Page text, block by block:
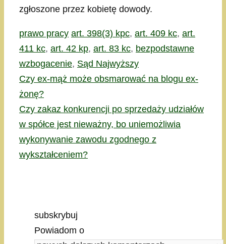
zgłoszone przez kobietę dowody.
Kategorie
prawo pracy Tagi
art. 398(3) kpc, art. 409 kc, art.
411 kc, art. 42 kp, art. 83 kc, bezpodstawne
wzbogacenie, Sąd Najwyższy
Czy ex-mąż może obsmarować na blogu ex-
żonę?
Czy zakaz konkurencji po sprzedaży udziałów
w spółce jest nieważny, bo uniemożliwia
wykonywanie zawodu zgodnego z
wykształceniem?
subskrybuj
Powiadom o